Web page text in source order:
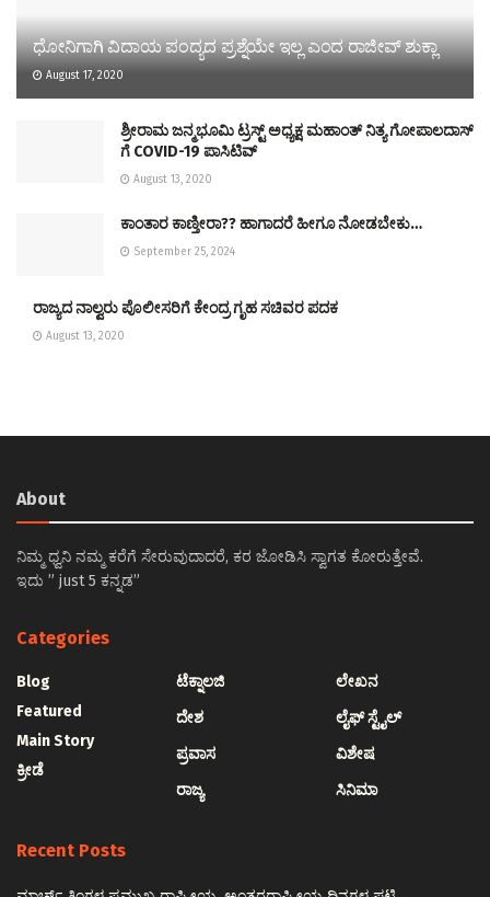
ಧೋನಿಗಾಗಿ ವಿದಾಯ ಪಂದ್ಯದ ಪ್ರಶ್ನೆಯೇ ಇಲ್ಲ ಎಂದ ರಾಜೀವ್ ಶುಕ್ಲಾ
August 17, 2020
ಶ್ರೀರಾಮ ಜನ್ಮಭೂಮಿ ಟ್ರಸ್ಟ್ ಅಧ್ಯಕ್ಷ ಮಹಾಂತ್ ನಿತ್ಯ ಗೋಪಾಲದಾಸ್
ಗೆ COVID-19 ಪಾಸಿಟಿವ್
August 13, 2020
ಕಾಂತಾರ ಕಾಣ್ತೀರಾ?? ಹಾಗಾದರೆ ಹೀಗೂ ನೋಡಬೇಕು…
September 25, 2024
ರಾಜ್ಯದ ನಾಲ್ವರು ಪೊಲೀಸರಿಗೆ ಕೇಂದ್ರ ಗೃಹ ಸಚಿವರ ಪದಕ
August 13, 2020
About
ನಿಮ್ಮ ಧ್ವನಿ ನಮ್ಮ ಕರೆಗೆ ಸೇರುವುದಾದರೆ, ಕರ ಜೋಡಿಸಿ ಸ್ವಾಗತ ಕೋರುತ್ತೇವೆ.
ಇದು ” just 5 ಕನ್ನಡ”
Categories
Blog
Featured
Main Story
ಕ್ರೀಡೆ
ಟೆಕ್ನಾಲಜಿ
ದೇಶ
ಪ್ರವಾಸ
ರಾಜ್ಯ
ಲೇಖನ
ಲೈಫ್ ಸ್ಟೈಲ್
ವಿಶೇಷ
ಸಿನಿಮಾ
Recent Posts